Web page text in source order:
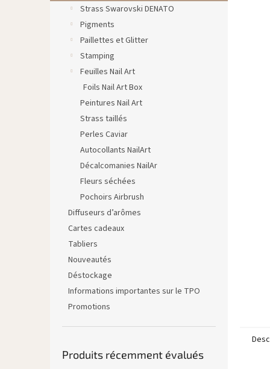
Strass Swarovski DENATO
Pigments
Paillettes et Glitter
Stamping
Feuilles Nail Art
Foils Nail Art Box
Peintures Nail Art
Strass taillés
Perles Caviar
Autocollants NailArt
Décalcomanies NailAr
Fleurs séchées
Pochoirs Airbrush
Diffuseurs d’arômes
Cartes cadeaux
Tabliers
Nouveautés
Déstockage
Informations importantes sur le TPO
Promotions
Produits récemment évalués